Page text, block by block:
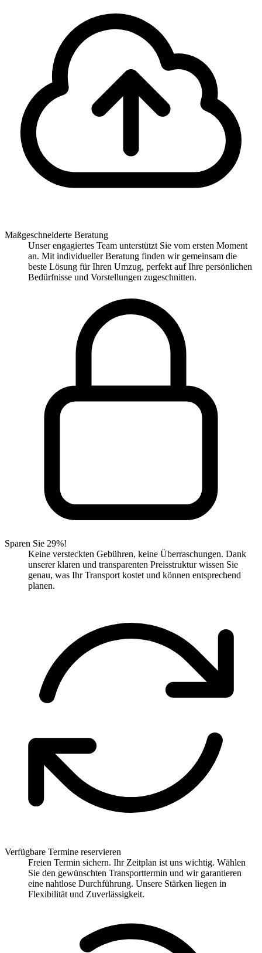
Maßgeschneiderte Beratung
Unser engagiertes Team unterstützt Sie vom ersten Moment
an. Mit individueller Beratung finden wir gemeinsam die
beste Lösung für Ihren Umzug, perfekt auf Ihre persönlichen
Bedürfnisse und Vorstellungen zugeschnitten.
Sparen Sie 29%!
Keine versteckten Gebühren, keine Überraschungen. Dank
unserer klaren und transparenten Preisstruktur wissen Sie
genau, was Ihr Transport kostet und können entsprechend
planen.
Verfügbare Termine reservieren
Freien Termin sichern. Ihr Zeitplan ist uns wichtig. Wählen
Sie den gewünschten Transporttermin und wir garantieren
eine nahtlose Durchführung. Unsere Stärken liegen in
Flexibilität und Zuverlässigkeit.